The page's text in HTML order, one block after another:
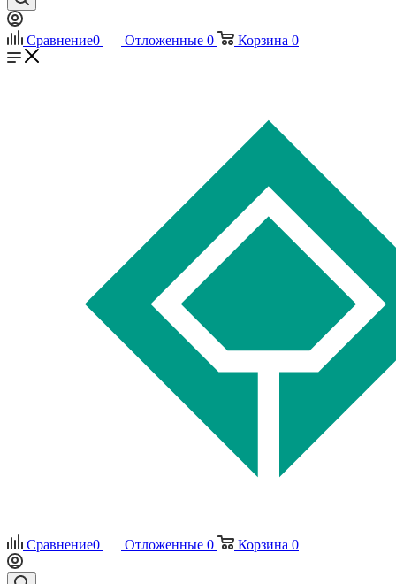
Сравнение0 Отложенные 0 Корзина 0
Сравнение0 Отложенные 0 Корзина 0